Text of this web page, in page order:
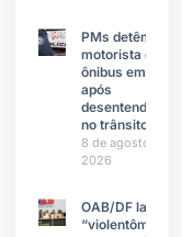
PMs detêm
motorista de
ônibus em SP
após
desentendimento
no trânsito
8 de agosto de
2026
OAB/DF lança
“violentômetro”